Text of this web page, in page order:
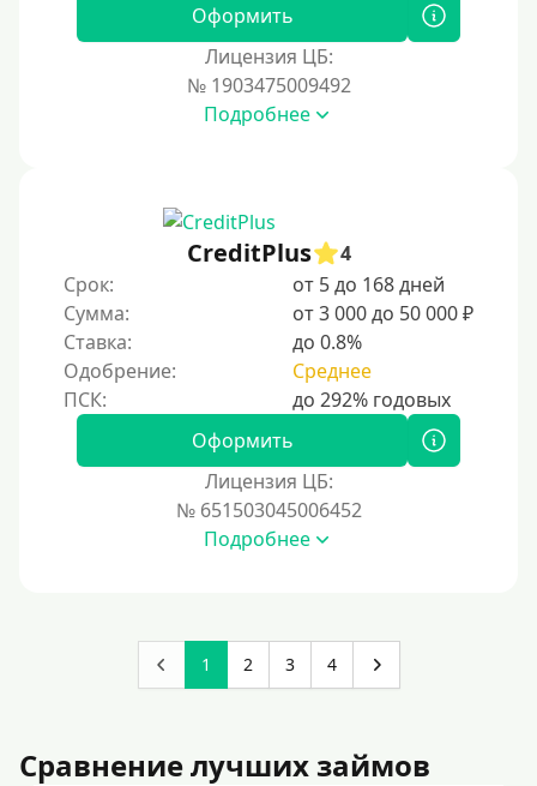
Оформить
Лицензия ЦБ:
№ 1903475009492
Подробнее
CreditPlus
4
Срок:
от 5 до 168 дней
Сумма:
от 3 000 до 50 000 ₽
Ставка:
до 0.8%
Одобрение:
Среднее
Оформить
Лицензия ЦБ:
№ 651503045006452
Подробнее
1 2 3 4
Сравнение лучших займов